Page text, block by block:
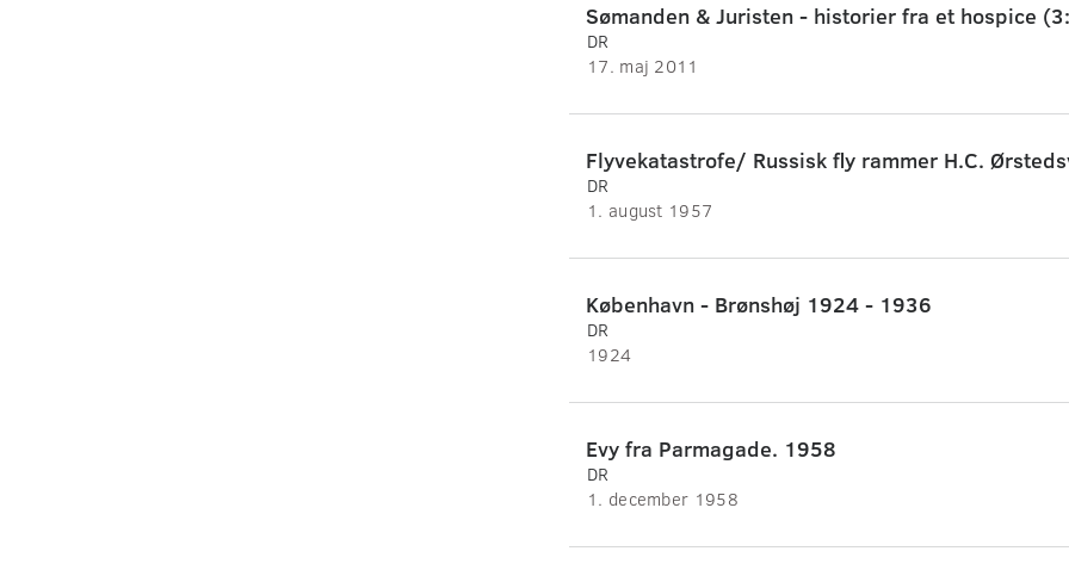
Sømanden & Juristen - historier fra et hospice
DR
17. maj 2011
Flyvekatastrofe/ Russisk fly rammer H.C.
DR
1. august 1957
København - Brønshøj 1924 - 1936
DR
1924
Evy fra Parmagade. 1958
DR
1. december 1958